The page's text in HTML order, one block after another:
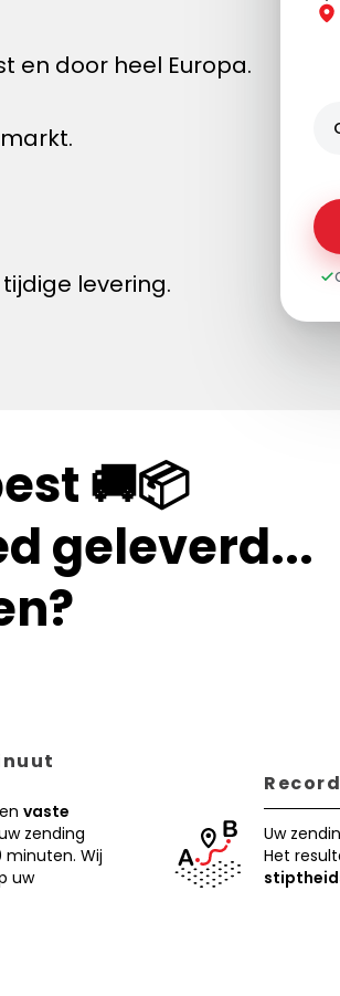
en door heel Europa.
levering.
🚚📦
geleverd...
vaste
zending
minuten. Wij
uw
Uw
Het